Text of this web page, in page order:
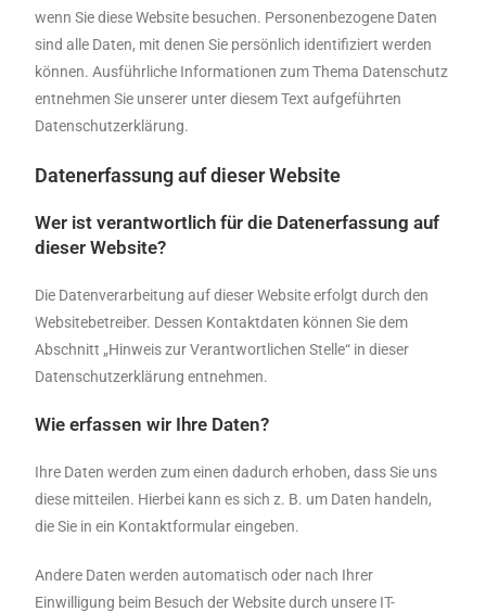
wenn Sie diese Website besuchen. Personenbezogene Daten
sind alle Daten, mit denen Sie persönlich identifiziert werden
können. Ausführliche Informationen zum Thema Datenschutz
entnehmen Sie unserer unter diesem Text aufgeführten
Datenschutzerklärung.
Datenerfassung auf dieser Website
Wer ist verantwortlich für die Datenerfassung auf
dieser Website?
Die Datenverarbeitung auf dieser Website erfolgt durch den
Websitebetreiber. Dessen Kontaktdaten können Sie dem
Abschnitt „Hinweis zur Verantwortlichen Stelle“ in dieser
Datenschutzerklärung entnehmen.
Wie erfassen wir Ihre Daten?
Ihre Daten werden zum einen dadurch erhoben, dass Sie uns
diese mitteilen. Hierbei kann es sich z. B. um Daten handeln,
die Sie in ein Kontaktformular eingeben.
Andere Daten werden automatisch oder nach Ihrer
Einwilligung beim Besuch der Website durch unsere IT-